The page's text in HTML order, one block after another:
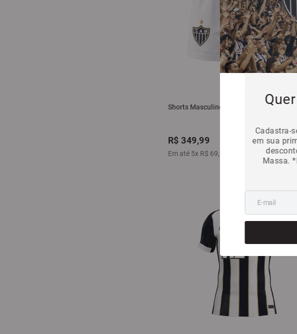
Cadastra-
em sua
Massa.
Shorts Masculino Atlético Mineiro Nike II
R$ 349,99
Em até 5x R$ 69,